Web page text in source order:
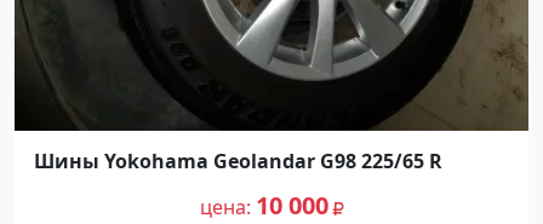
Шины Yokohama Geolandar G98 225/65 R
цена 10 000